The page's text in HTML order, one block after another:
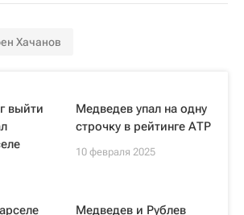
Хачанов
выйти
Медведев упал на одну
строчку в рейтинге АТР
10 февраля 2025
Медведев и Рублев